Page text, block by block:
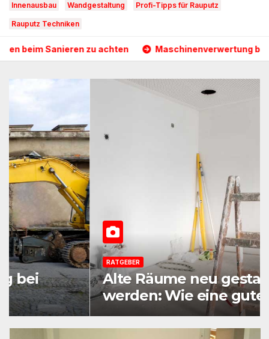
Innenausbau Wandgestaltung Profi-Tipps für Rauputz
Rauputz Techniken
zu achten Maschinenverwertung bei Auflösung
RATGEBER
Alte Räume neu gestalten
werden: Wie eine gute
Vorbereitung jede Sanierung
einfacher macht